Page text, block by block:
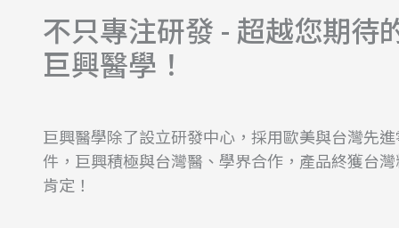
不只專注研發 - 超越您期待
巨興醫學！
巨興醫學除了設立研發中心，採用歐美與台灣先
件，巨興積極與台灣醫、學界合作，產品終獲台
肯定！